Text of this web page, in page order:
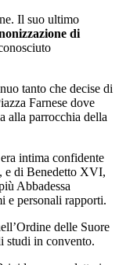
Il suo ultimo
di
tanto che decise di
Farnese dove
alla parrocchia della
intima confidente
e di Benedetto XVI,
Abbadessa
e personali rapporti.
delle Suore
studi in convento.